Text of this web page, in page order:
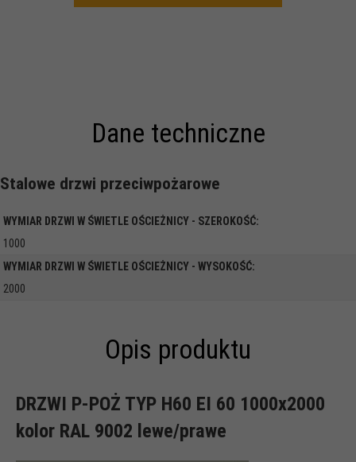
Opis produktu
DRZWI P-POŻ TYP H60 EI 60 1000x2000
kolor RAL 9002 lewe/prawe
Dane techniczne
Stalowe drzwi przeciwpożarowe
WYMIAR DRZWI W ŚWIETLE OŚCIEŻNICY - SZEROKOŚĆ:
1000
WYMIAR DRZWI W ŚWIETLE OŚCIEŻNICY - WYSOKOŚĆ:
2000